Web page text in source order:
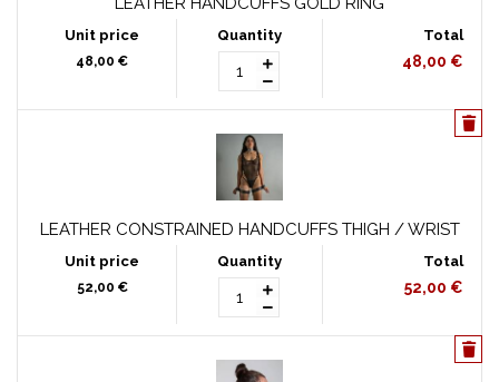
48,00 € 48,00 €
LEATHER CONSTRAINED HANDCUFFS THIGH / WRIST
52,00 € 52,00 €